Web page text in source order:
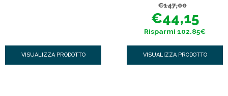
VISUALIZZA PRODOTTO
0
s
u
€147,00
Il
prezzo
originale
era:
€147,00.
€44,15
Il
prezzo
attuale
è:
€44,15.
Risparmi 102.85€
VISUALIZZA PRODOTTO